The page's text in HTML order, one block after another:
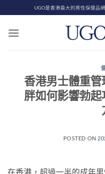
to
content
UGO是香港最大的男性保健品
香港男士體重
胖如何影響勃
POSTED ON
在香港，超過一半的成年